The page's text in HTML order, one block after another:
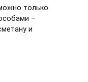
только
–
и